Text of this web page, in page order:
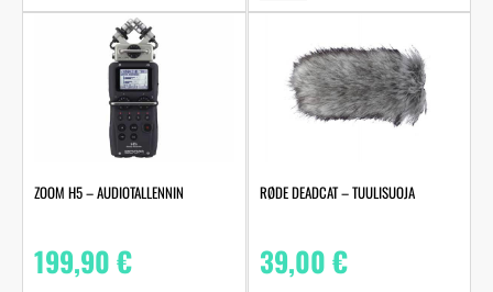
ZOOM H5 – AUDIOTALLENNIN
199,90€
RØDE DEADCAT – TUULISUOJA
39,00€